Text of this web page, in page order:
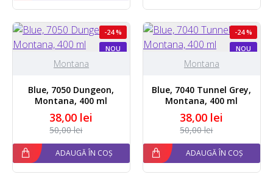
NOU
-24 %
Montana
Blue, 7050 Dungeon,
Montana, 400 ml
38,00 lei
50,00 lei
ADAUGĂ ÎN COȘ
NOU
-24 %
Montana
Blue, 7040 Tunnel Grey,
Montana, 400 ml
38,00 lei
50,00 lei
ADAUGĂ ÎN COȘ